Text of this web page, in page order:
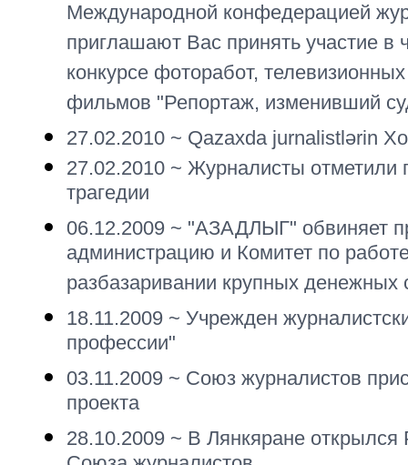
Международной конфедерацией
приглашают Вас принять участие
конкурсе фоторабот,
фильмов "Репортаж, изменивший
27.02.2010 ~ Qazaxda jurnalistlərin
27.02.2010 ~ Журналисты отметили
трагедии
06.12.2009 ~ "АЗАДЛЫГ" обвиняет
администрацию и Комитет по
разбазаривании крупных денежных
18.11.2009 ~ Учрежден
профессии"
03.11.2009 ~ Союз журналистов
проекта
28.10.2009 ~ В Лянкяране